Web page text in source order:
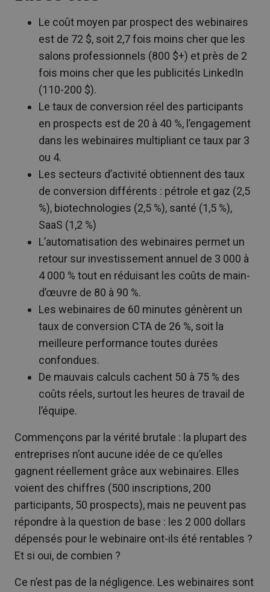
Le coût moyen par prospect des webinaires
est de 72 $, soit 2,7 fois moins cher que les
salons professionnels (800 $+) et près de 2
fois moins cher que les publicités LinkedIn
(110-200 $).
Le taux de conversion réel des participants
en prospects est de 20 à 40 %, l’engagement
dans les webinaires multipliant ce taux par 3
ou 4.
Les secteurs d’activité obtiennent des taux
de conversion différents : pétrole et gaz (2,5
%), biotechnologies (2,5 %), santé (1,5 %),
SaaS (1,2 %)
L’automatisation des webinaires permet un
retour sur investissement annuel de 3 000 à
4 000 % tout en réduisant les coûts de main-
d’œuvre de 80 à 90 %.
Les webinaires de 60 minutes génèrent un
taux de conversion CTA de 26 %, soit la
meilleure performance toutes durées
confondues.
De mauvais calculs cachent 50 à 75 % des
coûts réels, surtout les heures de travail de
l’équipe.
Commençons par la vérité brutale : la plupart des
entreprises n’ont aucune idée de ce qu’elles
gagnent réellement grâce aux webinaires. Elles
voient des chiffres (500 inscriptions, 200
participants, 50 prospects), mais ne peuvent pas
répondre à la question de base : les 2 000 dollars
dépensés pour le webinaire ont-ils été rentables ?
Et si oui, de combien ?
Ce n’est pas de la négligence. Les webinaires sont